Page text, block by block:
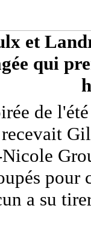
et
qui
de
pour
a su